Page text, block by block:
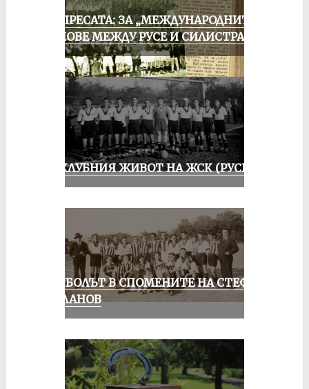
ОТ ПРЕСАТА: ЗА „МЕЖДУНАРОДНИТЕ“
МАЧОВЕ МЕЖДУ РУСЕ И СИЛИСТРА
ИЗ КЛУБНИЯ ЖИВОТ НА ЖСК (РУСЕ)
ФУТБОЛЪТ В СПОМЕНИТЕ НА СТЕФАН
МИЛАНОВ